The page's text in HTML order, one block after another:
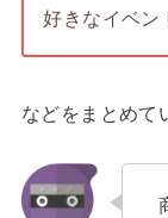
好きなイベン
などをまとめて